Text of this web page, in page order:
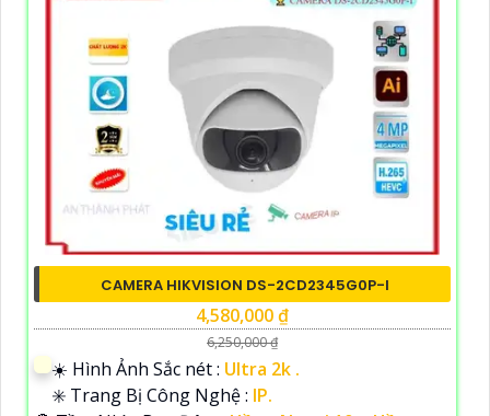
CAMERA HIKVISION DS-2CD2345G0P-I
4,580,000 ₫
6,250,000 ₫
☀️ Hình Ảnh Sắc nét : Ultra 2k .
✳️ Trang Bị Công Nghệ : IP.